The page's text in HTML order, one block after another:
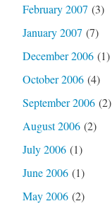
February 2007 (3)
January 2007 (7)
December 2006(1)
October 2006(4)
September 2006(2)
August 2006(2)
July 2006(1)
June 2006(1)
May 2006(2)